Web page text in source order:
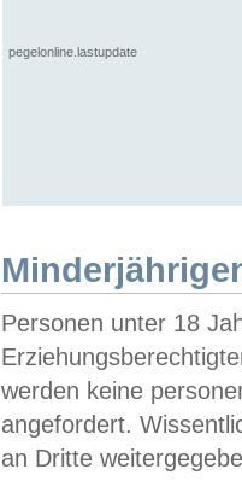
pegelonline.lastupdate
Personen unter 18
werden keine
angefordert.
an Dritte